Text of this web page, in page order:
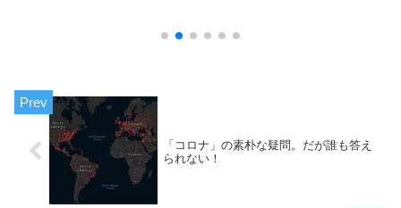
史の目撃者になりましょう。
「コロナ」の素朴な疑問。だが誰も答え
られない！